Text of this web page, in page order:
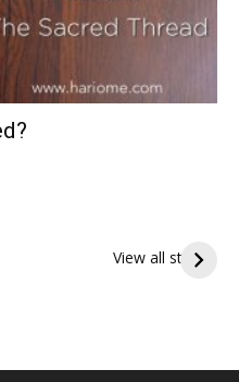
View all stories
ఇంద్రకీలాద్రి గిరి ప్రదక్షిణ